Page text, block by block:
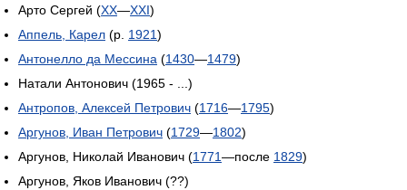
Арто Сергей (XX—XXI)
Аппель, Карел (р. 1921)
Антонелло да Мессина (1430—1479)
Натали Антонович (1965 - ...)
Антропов, Алексей Петрович (1716—1795)
Аргунов, Иван Петрович (1729—1802)
Аргунов, Николай Иванович (1771—после 1829)
Аргунов, Яков Иванович (??)